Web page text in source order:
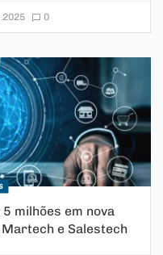
2025 0
milhões em nova
e Salestech